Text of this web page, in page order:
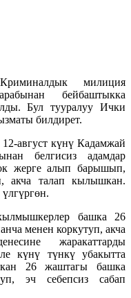
Криминалдык милиция
бейбаштыкка
Бул тууралуу Ички
билдирет.
август күнү Кадамжай
белгисиз адамдар
жерге алып барышып,
акча талап кылышкан.
башка 26
менен коркутуп, акча
жаракаттарды
күнү түнкү убакытта
26 жаштагы башка
эч себепсиз сабап